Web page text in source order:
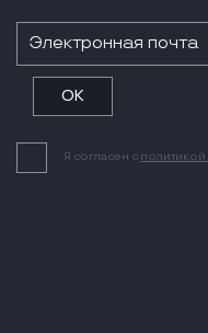
Я согласен с политикой